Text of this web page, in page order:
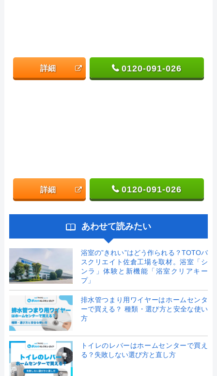
詳細 0120-091-026
詳細 0120-091-026
あわせて読みたい
浴室の”きれい”はどう作られる？TOTOバ
スクリエイト佐倉工場を取材。浴室「シ
ンラ」体験と新機能「浴室クリアキー
プ」
排水管つまり用ワイヤーはホームセンタ
ーで買える？ 種類・選び方と安全な使い
方
トイレのレバーはホームセンターで買え
る？失敗しない選び方と直し方